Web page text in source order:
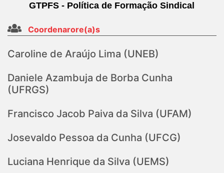
GTPFS - Política de Formação Sindical
Coordenarore(a)s
Caroline de Araújo Lima (UNEB)
Daniele Azambuja de Borba Cunha
(UFRGS)
Francisco Jacob Paiva da Silva (UFAM)
Josevaldo Pessoa da Cunha (UFCG)
Luciana Henrique da Silva (UEMS)